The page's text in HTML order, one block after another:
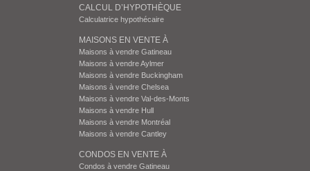
CALCUL D’HYPOTHÈQUE
Calculatrice hypothécaire
MAISONS EN VENTE À
Maisons à vendre Gatineau
Maisons à vendre Aylmer
Maisons à vendre Buckingham
Maisons à vendre Chelsea
Maisons à vendre Val-des-Monts
Maisons à vendre Hull
Maisons à vendre Montréal
Maisons à vendre Cantley
CONDOS EN VENTE À
Condos à vendre Gatineau